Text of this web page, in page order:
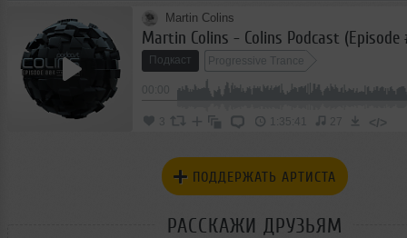
Martin Colins
Martin Colins - Colins Podcast
Подкаст Progressive Trance
3 1:35:41 27 </>
ПОДДЕРЖАТЬ АРТИСТА
РАССКАЖИ ДРУЗЬЯМ